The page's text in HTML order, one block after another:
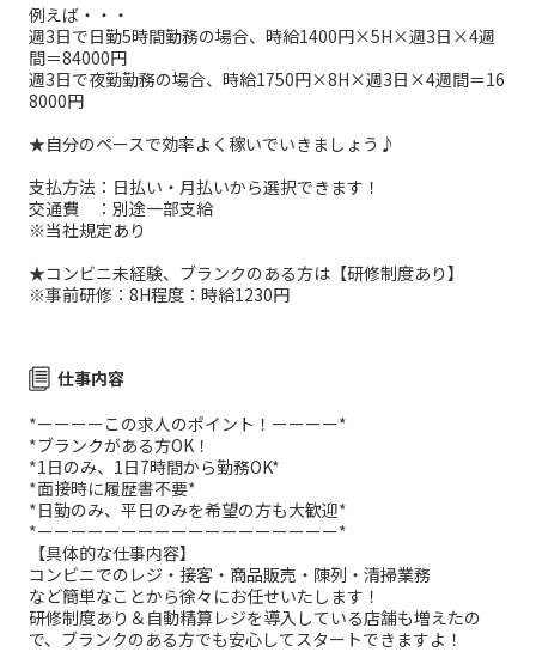
例えば・・・
週3日で日勤5時間勤務の場合、時給1400円×5H×週3日×4週
間＝84000円
週3日で夜勤勤務の場合、時給1750円×8H×週3日×4週間＝16
8000円
★自分のペースで効率よく稼いでいきましょう♪
支払方法：日払い・月払いから選択できます！
交通費 ：別途一部支給
※当社規定あり
★コンビニ未経験、ブランクのある方は【研修制度あり】
※事前研修：8H程度：時給1230円
仕事内容
*ーーーーこの求人のポイント！ーーーー*
*ブランクがある方OK！
*1日のみ、1日7時間から勤務OK*
*面接時に履歴書不要*
*日勤のみ、平日のみを希望の方も大歓迎*
*ーーーーーーーーーーーーーーーーーー*
【具体的な仕事内容】
コンビニでのレジ・接客・商品販売・陳列・清掃業務
など簡単なことから徐々にお任せいたします！
研修制度あり＆自動精算レジを導入している店舗も増えたの
で、ブランクのある方でも安心してスタートできますよ！